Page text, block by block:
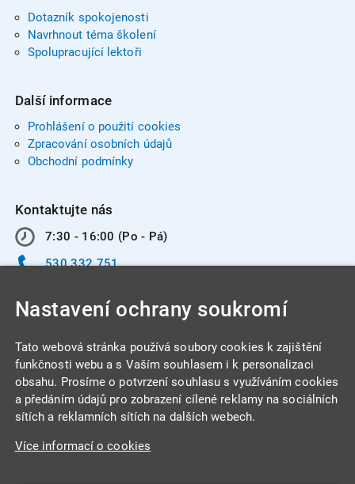
Dotazník spokojenosti
Navrhnout téma školení
Spolupracující lektoři
Další informace
Prohlášení o použití cookies
Zpracování osobních údajů
Obchodní podmínky
Kontaktujte nás
7:30 - 16:00 (Po - Pá)
530 332 751
INTEGRA CENTRUM s.r.o.
Jabloňová 662/7
Nastavení ochrany soukromí
Tato webová stránka používá soubory cookies k zajištění
funkčnosti webu a s Vaším souhlasem i k personalizaci
obsahu. Prosíme o potvrzení souhlasu s využíváním cookies
a předáním údajů pro zobrazení cílené reklamy na sociálních
sítích a reklamních sítích na dalších webech.
Více informací o cookies